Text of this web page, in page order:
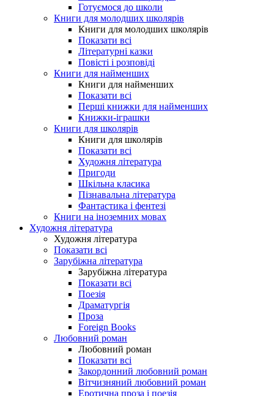
Готуємося до школи
Книги для молодших школярів
Книги для молодших школярів
Показати всі
Літературні казки
Повісті і розповіді
Книги для найменших
Книги для найменших
Показати всі
Перші книжки для найменших
Книжки-іграшки
Книги для школярів
Книги для школярів
Показати всі
Художня література
Пригоди
Шкільна класика
Пізнавальна література
Фантастика і фентезі
Книги на іноземних мовах
Художня література
Художня література
Показати всі
Зарубіжна література
Зарубіжна література
Показати всі
Поезія
Драматургія
Проза
Foreign Books
Любовний роман
Любовний роман
Показати всі
Закордонний любовний роман
Вітчизняний любовний роман
Еротична проза і поезія